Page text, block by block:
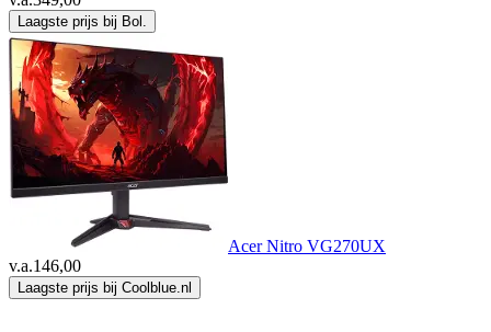
Laagste prijs bij Bol.
Acer Nitro VG270UX
v.a.146,00
Laagste prijs bij Coolblue.nl